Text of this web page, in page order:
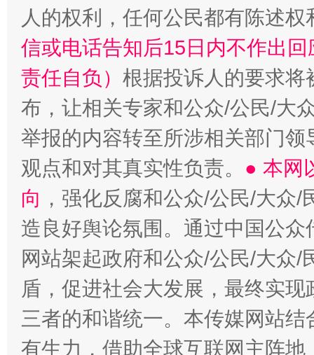
“蜀中异人”王建安的艺术幻境
人的权利，任何公民都有陈述
信或电话告知后15日内不作出
责任自负） 根据投诉人的要求将
布，让相关专家和公众/公民/大
举报的内容转至所涉相关部门
观点和对其真实性负责。 ● 本网
向 ，强化反腐和公众/公民/大众
造良好舆论氛围。通过中国公
网站架起政府和公众/公民/大众
盾，促进社会大发展，最终实
三者的和谐统一。本传媒网站
有生力，借助全球互联网主阵